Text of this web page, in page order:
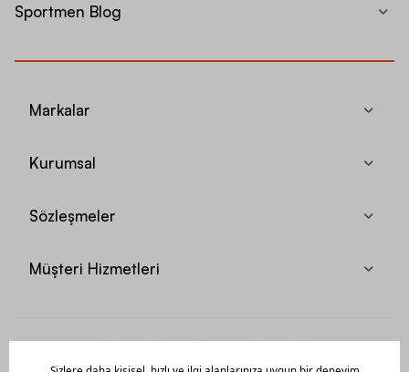
Sportmen Blog
Markalar
Kurumsal
Sözleşmeler
Müşteri Hizmetleri